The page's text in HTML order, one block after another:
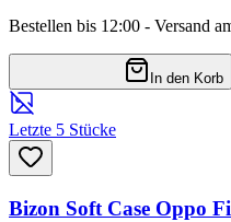
Bestellen bis 12:00 - Versand
In den Korb
Letzte 5 Stücke
Bizon Soft Case Oppo